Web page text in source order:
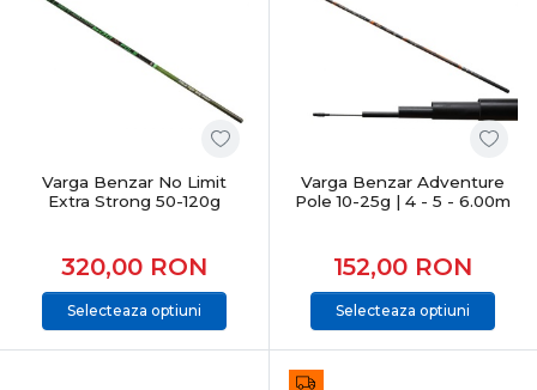
Varga Benzar No Limit
Extra Strong 50-120g
320,00 RON
Selecteaza optiuni
Varga Benzar Adventure
Pole 10-25g | 4 - 5 - 6.00m
152,00 RON
Selecteaza optiuni